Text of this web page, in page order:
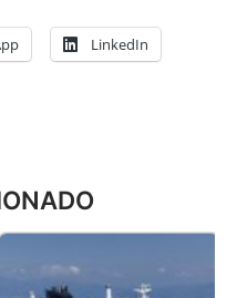
LinkedIn